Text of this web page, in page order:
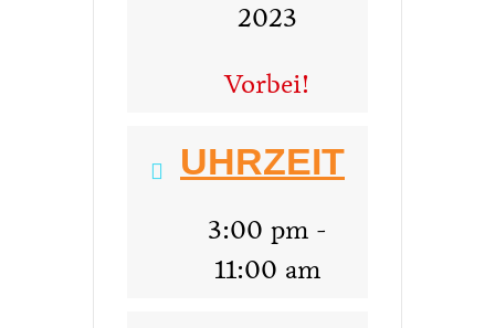
2023
Vorbei!
UHRZEIT
3:00 pm -
11:00 am